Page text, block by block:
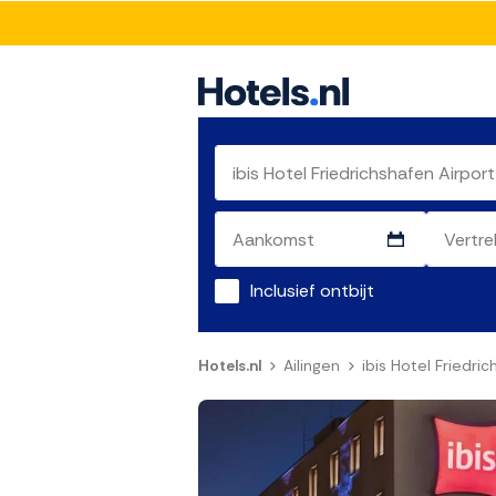
Inclusief ontbijt
Hotels.nl Ailingen ibis Hotel